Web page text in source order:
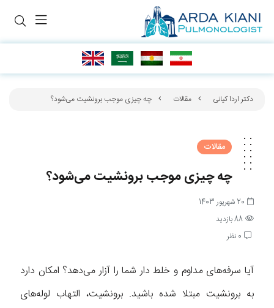
دکتر اردا کیانی مقالات چه چیزی موجب برونشیت می‌شود؟
مقالات
چه چیزی موجب برونشیت می‌شود؟
20 شهریور 1403
88 بازدید
0 نظر
آیا سرفه‌های مداوم و خلط دار شما را آزار می‌دهد؟ امکان دارد
به برونشیت مبتلا شده باشید. برونشیت، التهاب لوله‌های